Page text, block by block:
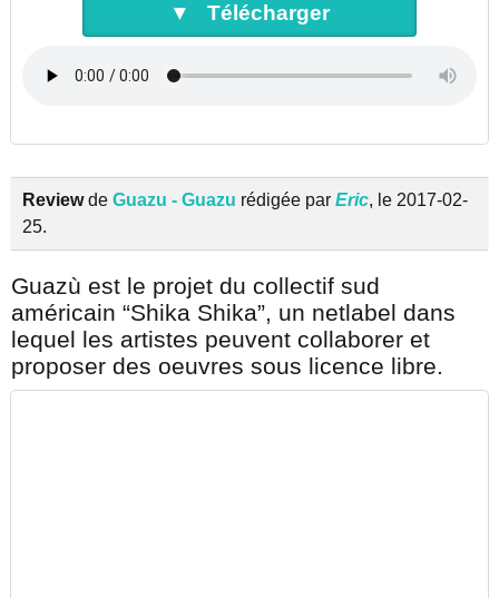
▼ Télécharger
Reviewde Guazu - Guazu rédigée par Eric, le 2017-02-
25.
Guazù est le projet du collectif sud
américain “Shika Shika”, un netlabel dans
lequel les artistes peuvent collaborer et
proposer des oeuvres sous licence libre.